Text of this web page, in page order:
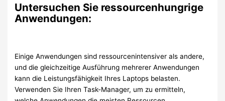
Untersuchen Sie ressourcenhungrige
Anwendungen:
Einige Anwendungen sind ressourcenintensiver als andere,
und die gleichzeitige Ausführung mehrerer Anwendungen
kann die Leistungsfähigkeit Ihres Laptops belasten.
Verwenden Sie Ihren Task-Manager, um zu ermitteln,